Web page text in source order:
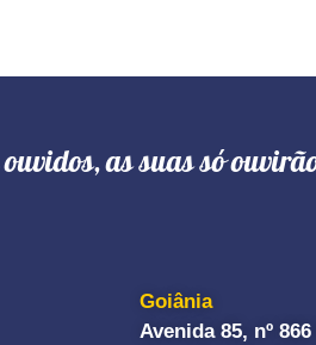
as suas só
Goiânia
Avenida 85, nº